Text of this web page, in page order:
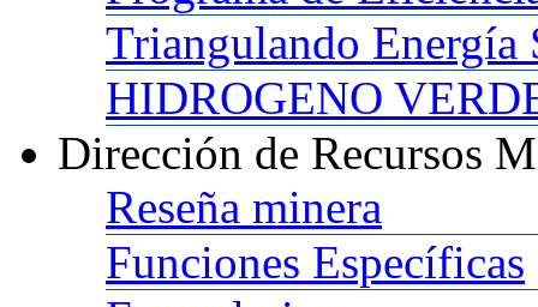
Triangulando Energía
HIDROGENO
Dirección de Recursos
Reseña minera
Funciones Específicas